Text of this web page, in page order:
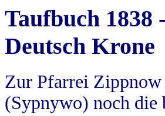
Taufbuch
Deutsch Krone
Zur Pfarrei
(Sypnywo) noch die